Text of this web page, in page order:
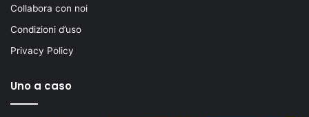
Collabora con noi
Condizioni d’uso
Privacy Policy
Uno a caso